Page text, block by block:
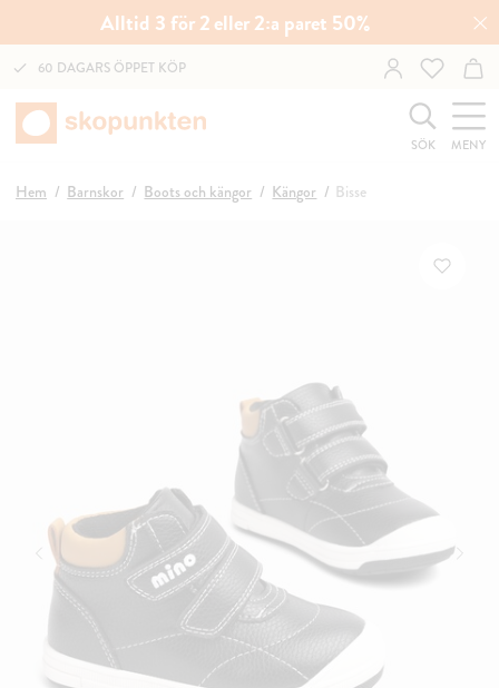
Alltid 3 för 2 eller 2:a paret 50%
60 DAGARS ÖPPET KÖP
SÖK MENY
Hem Barnskor Boots och kängor Kängor Bisse